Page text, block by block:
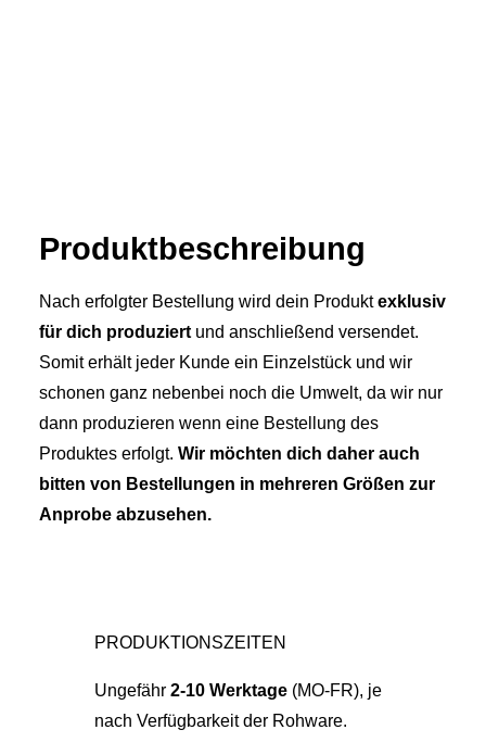
Produkt­­beschreibung
Nach erfolgter Bestellung wird dein Produktexklusiv
für dich produziert und anschließend versendet.
Somit erhält jeder Kunde ein Einzelstück und wir
schonen ganz nebenbei noch die Umwelt, da wir nur
dann produzieren wenn eine Bestellung des
Produktes erfolgt. Wir möchten dich daher auch
bitten von Bestellungen in mehreren Größen zur
Anprobe abzusehen.
PRODUKTIONSZEITEN
Ungefähr 2-10 Werktage(MO-FR), je
nach Verfügbarkeit der Rohware.